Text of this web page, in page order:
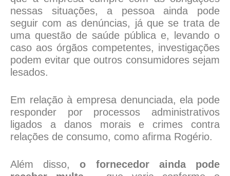
nessas situações, a pessoa ainda pode
seguir com as denúncias, já que se trata de
uma questão de saúde pública e, levando o
caso aos órgãos competentes, investigações
podem evitar que outros consumidores sejam
lesados.
Em relação à empresa denunciada, ela pode
responder por processos administrativos
ligados a danos morais e crimes contra
relações de consumo, como afirma Rogério.
Além disso,o fornecedor ainda pode